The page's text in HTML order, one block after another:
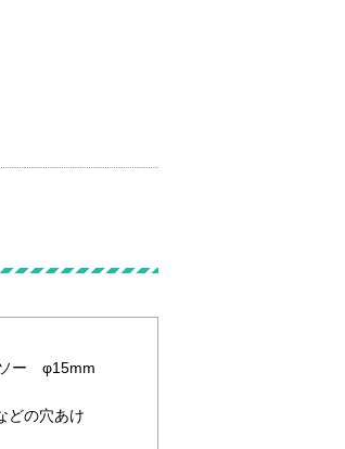
ー φ15mm
どの穴あけ